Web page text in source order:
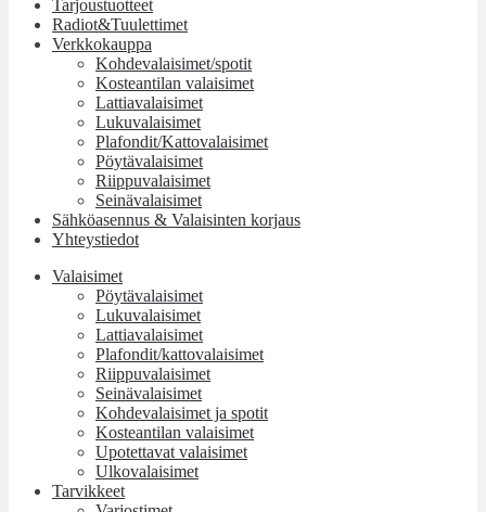
Tarjoustuotteet
Radiot&Tuulettimet
Verkkokauppa
Kohdevalaisimet/spotit
Kosteantilan valaisimet
Lattiavalaisimet
Lukuvalaisimet
Plafondit/Kattovalaisimet
Pöytävalaisimet
Riippuvalaisimet
Seinävalaisimet
Sähköasennus & Valaisinten korjaus
Yhteystiedot
Valaisimet
Pöytävalaisimet
Lukuvalaisimet
Lattiavalaisimet
Plafondit/kattovalaisimet
Riippuvalaisimet
Seinävalaisimet
Kohdevalaisimet ja spotit
Kosteantilan valaisimet
Upotettavat valaisimet
Ulkovalaisimet
Tarvikkeet